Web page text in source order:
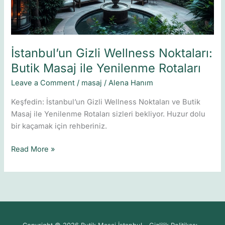
İstanbul’un Gizli Wellness Noktaları:
Butik Masaj ile Yenilenme Rotaları
Leave a Comment / masaj /Alena Hanım
Keşfedin: İstanbul’un Gizli Wellness Noktaları ve Butik
Masaj ile Yenilenme Rotaları sizleri bekliyor. Huzur dolu
bir kaçamak için rehberiniz.
Yenilenme
Rotaları
Read More »